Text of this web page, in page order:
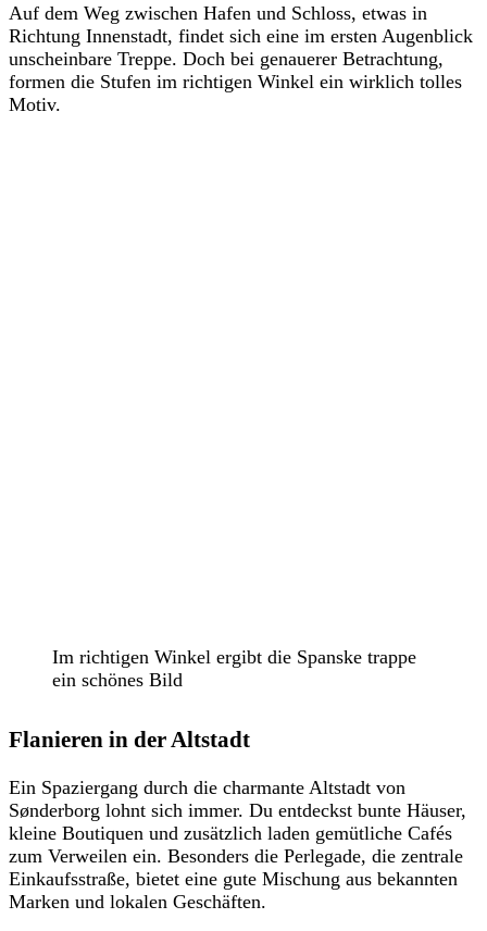
Auf dem Weg zwischen Hafen und Schloss, etwas in
Richtung Innenstadt, findet sich eine im ersten Augenblick
unscheinbare Treppe. Doch bei genauerer Betrachtung,
formen die Stufen im richtigen Winkel ein wirklich tolles
Motiv.
Im richtigen Winkel ergibt die Spanske trappe
ein schönes Bild
Flanieren in der Altstadt
Ein Spaziergang durch die charmante Altstadt von
Sønderborg lohnt sich immer. Du entdeckst bunte Häuser,
kleine Boutiquen und zusätzlich laden gemütliche Cafés
zum Verweilen ein. Besonders die Perlegade, die zentrale
Einkaufsstraße, bietet eine gute Mischung aus bekannten
Marken und lokalen Geschäften.